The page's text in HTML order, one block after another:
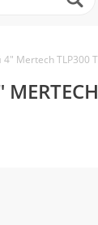
Mertech TLP300